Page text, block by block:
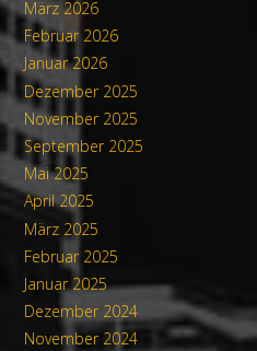
März 2026
Februar 2026
Januar 2026
Dezember 2025
November 2025
September 2025
Mai 2025
April 2025
März 2025
Februar 2025
Januar 2025
Dezember 2024
November 2024